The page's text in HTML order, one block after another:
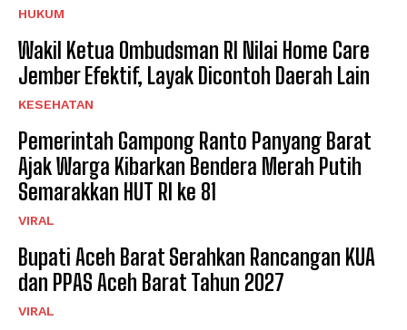
HUKUM
Wakil Ketua Ombudsman RI Nilai Home Care
Jember Efektif, Layak Dicontoh Daerah Lain
KESEHATAN
Pemerintah Gampong Ranto Panyang Barat
Ajak Warga Kibarkan Bendera Merah Putih
Semarakkan HUT RI ke 81
VIRAL
Bupati Aceh Barat Serahkan Rancangan KUA
dan PPAS Aceh Barat Tahun 2027
VIRAL